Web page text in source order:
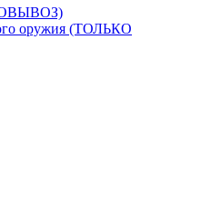
оружия (ТОЛЬКО